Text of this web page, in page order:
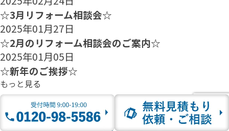
☆3月リフォーム相談会☆
2025年01月27日
☆2月のリフォーム相談会のご案内☆
2025年01月05日
☆新年のご挨拶☆
もっと見る